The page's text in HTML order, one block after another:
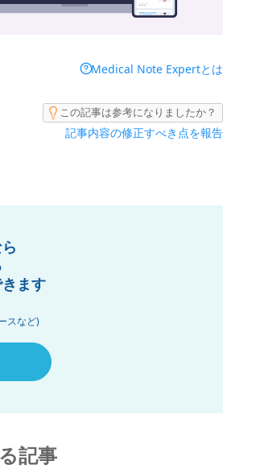
Medical Note Expertとは
この記事は参考になりましたか？
記事内容の修正すべき点を報告
ます
スなど)
記事